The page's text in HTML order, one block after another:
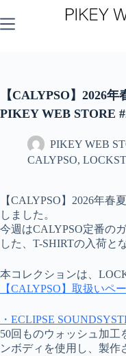
ン
ス
ッ
【CALYPSO】2026
PIKEY WEB STORE
PIKEY WEB
CALYPSO,
【CALYPSO】2026年
しました。
今週はCALYPSO定番の
した、T-SHIRTの入荷と
本コレクションは、
【CALYPSO】取扱いペ
・ECLIPSE
50回ものウォッシュ加工
ンボディを使用し、製作